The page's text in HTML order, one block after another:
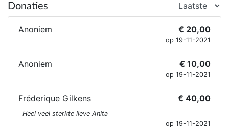
Donaties
Anoniem € 20,00
op 19-11-2021
Anoniem € 10,00
op 19-11-2021
Fréderique Gilkens € 40,00
Heel veel sterkte lieve Anita
op 19-11-2021